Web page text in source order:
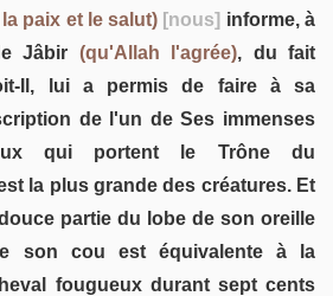
paix et le salut) [nous] informe, à
Jâbir (qu'Allah l'agrée), du fait
Il, lui a permis de faire à sa
de l'un de Ses immenses
qui portent le Trône du
la plus grande des créatures. Et
partie du lobe de son oreille
son cou est équivalente à la
fougueux durant sept cents